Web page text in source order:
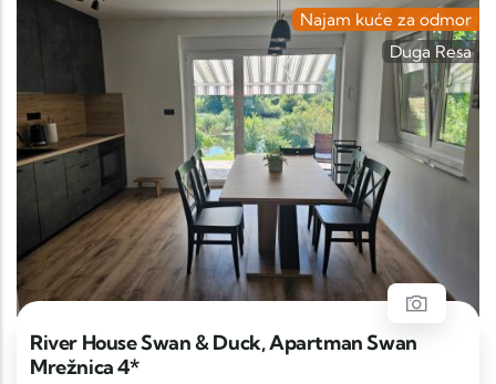
River House Swan & Duck, Apartman Swan
Mrežnica 4*
Najam kuće za odmor
Duga Resa